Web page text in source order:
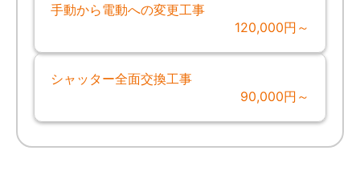
手動から電動への変更工事
120,000円～
シャッター全面交換工事
90,000円～